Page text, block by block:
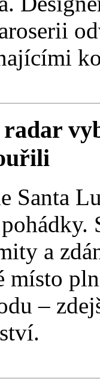
Santa
a
místo
–